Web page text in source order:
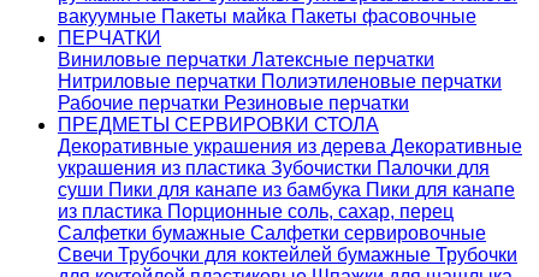
вакуумные Пакеты майка Пакеты фасовочные
ПЕРЧАТКИ
Виниловые перчатки Латексные перчатки
Нитриловые перчатки Полиэтиленовые перчатки
Рабочие перчатки Резиновые перчатки
ПРЕДМЕТЫ СЕРВИРОВКИ СТОЛА
Декоративные украшения из дерева Декоративные
украшения из пластика Зубочистки Палочки для
суши Пики для канапе из бамбука Пики для канапе
из пластика Порционные соль, сахар, перец
Салфетки бумажные Салфетки сервировочные
Свечи Трубочки для коктейлей бумажные Трубочки